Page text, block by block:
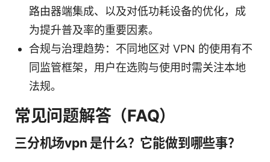
路由器端集成、以及对低功耗设备的优化，成
为提升普及率的重要因素。
合规与治理趋势：不同地区对 VPN 的使用有不
同监管框架，用户在选购与使用时需关注本地
法规。
常见问题解答（FAQ）
三分机场vpn 是什么？它能做到哪些事？